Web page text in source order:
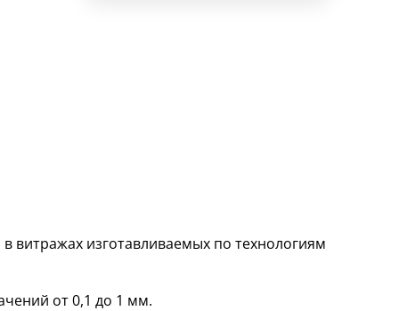
витражах изготавливаемых по технологиям
от 0,1 до 1 мм.